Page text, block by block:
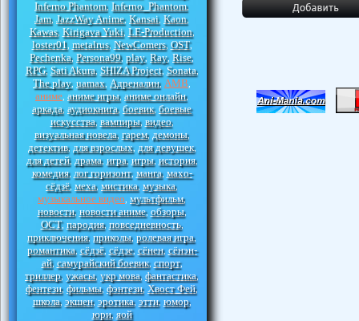
Inferno Phantom, Inferno_Phantom,
Jam, JazzWay Anime, Kansai, Kaon,
Kawas, Kirigava Yuki, LE-Production,
loster01, metalrus, NewComers, OST,
Pechenka, Persona99, play, Ray, Rise,
RPG, Sati Akura, SHIZA Project, Sonata,
The play, uamax, Адреналин, АМВ
аниме аниме игры, аниме онлайн,
аркада, аудиокнига, боевик, боевые
искусства, вампиры, видео,
визуальная новела, гарем, демоны,
детектив, для взрослых, для девушек,
для детей, драма, игра, игры, история,
комедия, лог горизонт, манга, махо-
сёдзё, меха, мистика, музыка,
музыкальное видео мультфильм,
новости, новости аниме, обзоры,
ОСТ, пародия, повседневность,
приключения, приколы, ролевая игра,
романтика, сёдзё, сёдзе, сёнен, сёнэн-
ай, самурайский боевик, спорт,
триллер, ужасы, укр мова, фантастика,
фентези, фильмы, фэнтези, Хвост Фей,
школа, экшен, эротика, этти, юмор,
юри, яой